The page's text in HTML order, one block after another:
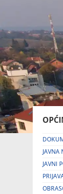
JAVNA
JAVNI